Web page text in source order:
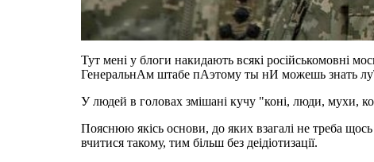
Тут мені у блоги накидають всякі
ГенеральнАм штабе пАэтому ты нИ можешь знать
У людей в головах змішані кучу "коні, люди, мухи,
Пояснюю якісь основи, до яких взагалі не треба
вчитися такому, тим більш без деідіотизації.